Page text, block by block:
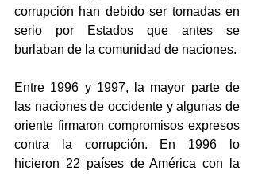
corrupción han debido ser tomadas en
serio por Estados que antes se
burlaban de la comunidad de naciones.
Entre 1996 y 1997, la mayor parte de
las naciones de occidente y algunas de
oriente firmaron compromisos expresos
contra la corrupción. En 1996 lo
hicieron 22 países de América con la